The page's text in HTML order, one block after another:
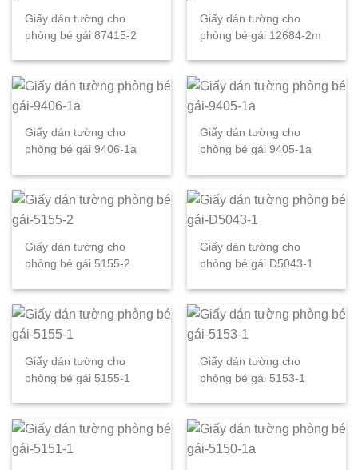
Giấy dán tường cho
phòng bé gái 87415-2
Giấy dán tường cho
phòng bé gái 12684-2m
Giấy dán tường cho
phòng bé gái 9406-1a
Giấy dán tường cho
phòng bé gái 9405-1a
Giấy dán tường cho
phòng bé gái 5155-2
Giấy dán tường cho
phòng bé gái D5043-1
Giấy dán tường cho
phòng bé gái 5155-1
Giấy dán tường cho
phòng bé gái 5153-1